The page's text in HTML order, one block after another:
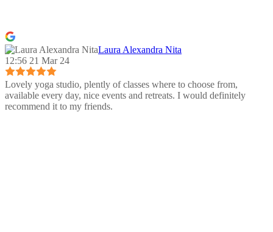
Laura Alexandra Nita
12:56 21 Mar 24
Lovely yoga studio, plently of classes where to choose from,
available every day, nice events and retreats. I would definitely
recommend it to my friends.